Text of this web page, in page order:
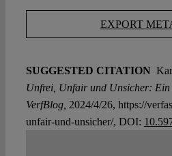
EXPORT
SUGGESTED CITATION
Unfrei, Unfair und Unsicher: Ein
VerfBlog, 2024/4/26, https://
unfair-und-unsicher/, DOI: